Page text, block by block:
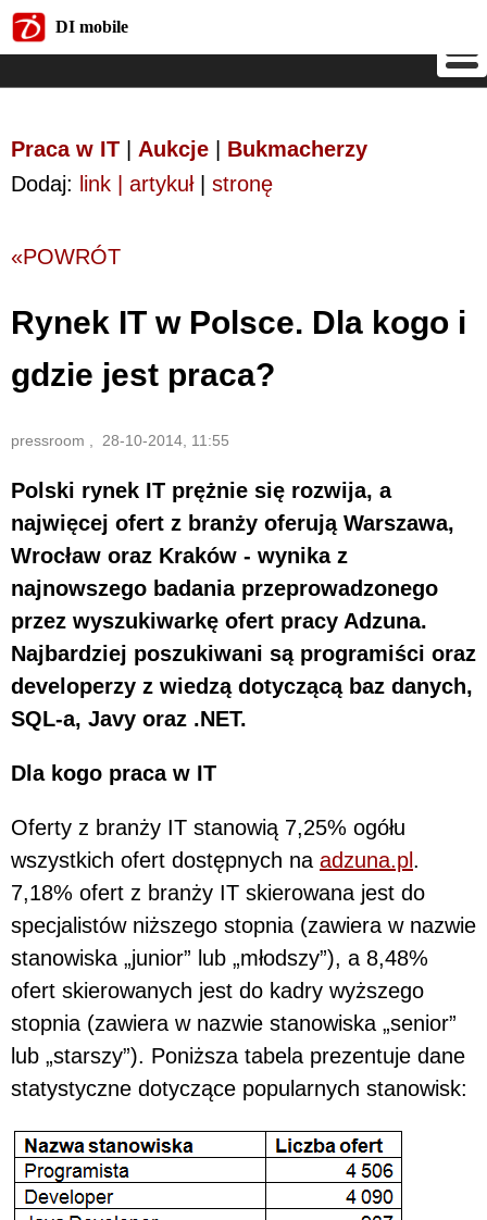
DI mobile
Praca w IT Aukcje
Bukmacherzy
Dodaj: link | artykuł| stronę
«POWRÓT
Rynek IT w Polsce. Dla kogo i
gdzie jest praca?
pressroom , 28-10-2014, 11:55
Polski rynek IT prężnie się rozwija, a
najwięcej ofert z branży oferują Warszawa,
Wrocław oraz Kraków - wynika z
najnowszego badania przeprowadzonego
przez wyszukiwarkę ofert pracy Adzuna.
Najbardziej poszukiwani są programiści oraz
developerzy z wiedzą dotyczącą baz danych,
SQL-a, Javy oraz .NET.
Dla kogo praca w IT
Oferty z branży IT stanowią 7,25% ogółu
wszystkich ofert dostępnych na adzuna.pl .
7,18% ofert z branży IT skierowana jest do
specjalistów niższego stopnia (zawiera w nazwie
stanowiska „junior” lub „młodszy”), a 8,48%
ofert skierowanych jest do kadry wyższego
stopnia (zawiera w nazwie stanowiska „senior”
lub „starszy”). Poniższa tabela prezentuje dane
statystyczne dotyczące popularnych stanowisk:
DI mobile